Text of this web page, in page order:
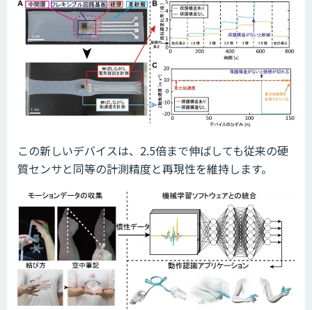
この新しいデバイスは、2.5倍まで伸ばしても従来の硬
質センサと同等の計測精度と再現性を維持します。